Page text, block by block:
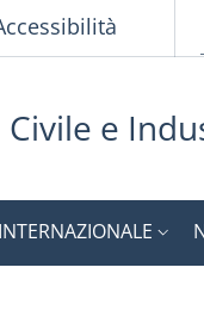
e
INTERNAZIONALE